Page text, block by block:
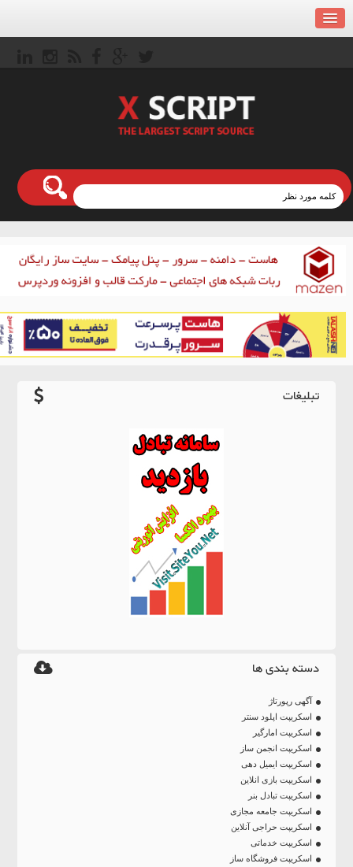
تبلیغات
دسته بندی ها
آگهی رپورتاژ
اسکریپت اپلود سنتر
اسکریپت امارگیر
اسکریپت انجمن ساز
اسکریپت ایمیل دهی
اسکریپت بازی انلاین
اسکریپت تبادل بنر
اسکریپت جامعه مجازی
اسکریپت حراجی آنلاین
اسکریپت خدماتی
اسکریپت فروشگاه ساز